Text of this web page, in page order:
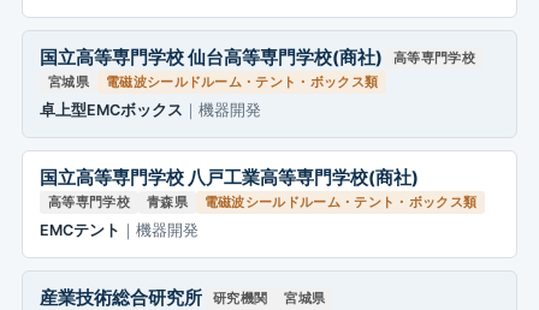
国立高等専門学校 仙台高等専門学校(商社)
高等専門学校
宮城県
電磁波シールドルーム・テント・ボックス類
卓上型EMCボックス ｜機器開発
国立高等専門学校 八戸工業高等専門学校(商社)
高等専門学校 青森県 電磁波シールドルーム・テント・ボックス類
EMCテント ｜機器開発
産業技術総合研究所 研究機関
宮城県